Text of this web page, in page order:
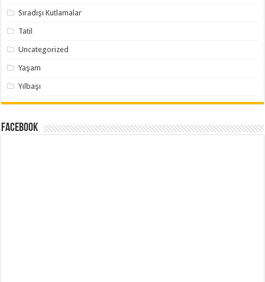
Sıradışı Kutlamalar
Tatil
Uncategorized
Yaşam
Yılbaşı
Facebook